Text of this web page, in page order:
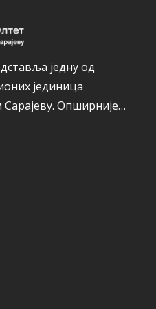
једну од
јединица
Опширније…